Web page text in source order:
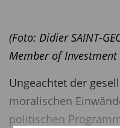
(Foto: Didier SAINT-
Member of
Ungeachtet der
moralischen
politischen